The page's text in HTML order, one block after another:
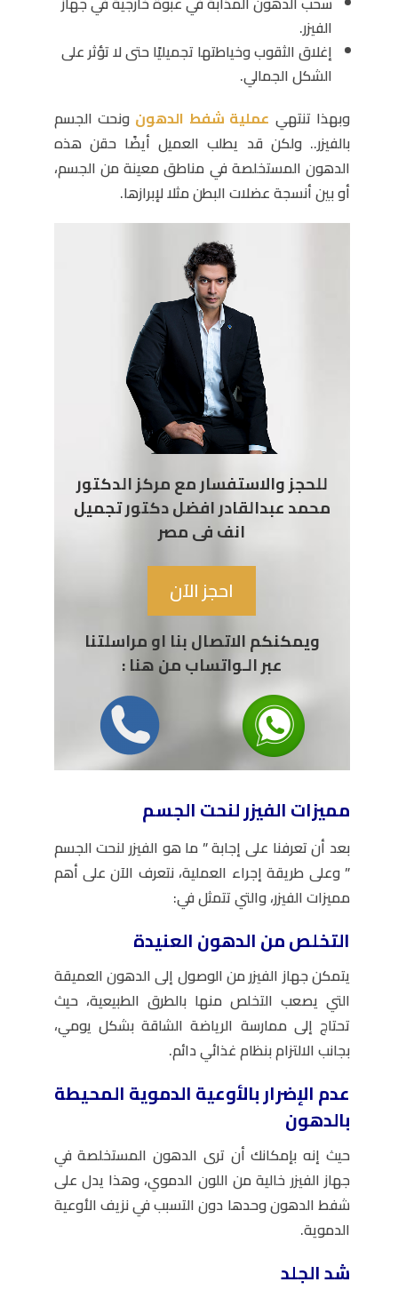
الفيزر.
إغلاق الثقوب وخياطتها تجميليًا حتى لا تؤثر على
الشكل الجمالي.
وبهذا تنتهي عملية شفط الدهون ونحت الجسم
بالفيزر.. ولكن قد يطلب العميل أيضًا حقن هذه
الدهون المستخلصة في مناطق معينة من الجسم،
أو بين أنسجة عضلات البطن مثلا لإبرازها.
للحجز والاستفسار مع مركز الدكتور
محمد عبدالقادر افضل دكتور تجميل
انف فى مصر
احجز الآن
ويمكنكم الاتصال بنا او مراسلتنا
عبر الـواتساب من هنا :
مميزات الفيزر لنحت الجسم
بعد أن تعرفنا على إجابة ”ما هو الفيزر لنحت الجسم
” وعلى طريقة إجراء العملية، نتعرف الآن على أهم
مميزات الفيزر، والتي تتمثل في:
التخلص من الدهون العنيدة
يتمكن جهاز الفيزر من الوصول إلى الدهون العميقة
التي يصعب التخلص منها بالطرق الطبيعية، حيث
تحتاج إلى ممارسة الرياضة الشاقة بشكل يومي،
بجانب الالتزام بنظام غذائي دائم.
عدم الإضرار بالأوعية الدموية المحيطة
بالدهون
حيث إنه بإمكانك أن ترى الدهون المستخلصة في
جهاز الفيزر خالية من اللون الدموي، وهذا يدل على
شفط الدهون وحدها دون التسبب في نزيف الأوعية
الدموية.
شد الجلد